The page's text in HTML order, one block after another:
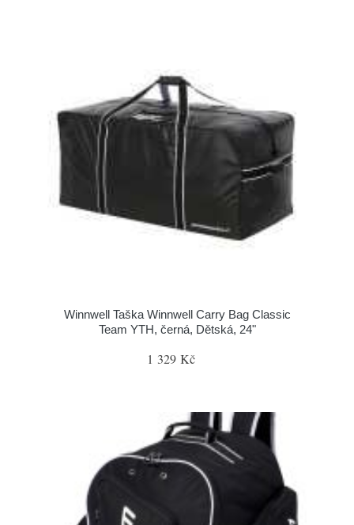
Winnwell Taška Winnwell Carry Bag Classic
Team YTH, černá, Dětská, 24"
1 329 Kč